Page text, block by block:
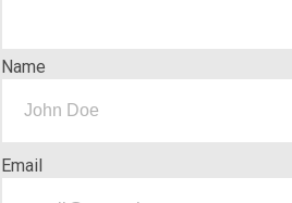
Name
Email